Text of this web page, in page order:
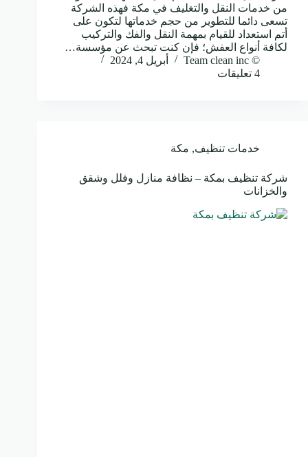
من خدمات النقل والتغليف في مكة فهذه الشركة
تسعى دائما للتطوير من حجم خدماتها لتكون على
أتم استعداد للقيام بمهمة النقل والفك والتركيب
لكافة أنواع العفش؛ فإن كنت تبحث عن مؤسسة…
© Team clean inc
أبريل 4, 2024
4 تعليقات
خدمات تنظيف, مكة
شركة تنظيف بمكة – نظافة منازل وفلل وشقق
والخزانات